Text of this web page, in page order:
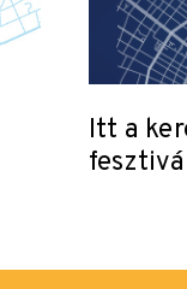
Itt a